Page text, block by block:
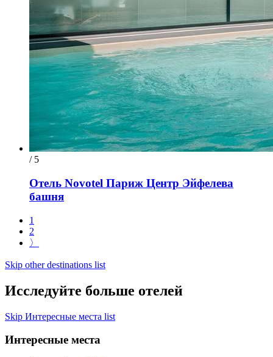
/ 5
Отель Novotel Париж Центр Эйфелева
башня
1
2
〉
Skip other destinations list
Исследуйте больше отелей
Skip Интересные места list
Интересные места